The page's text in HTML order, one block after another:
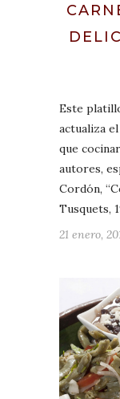
Este
actualiza
que
autores,
Cordón,
Tusquets,
21 enero,